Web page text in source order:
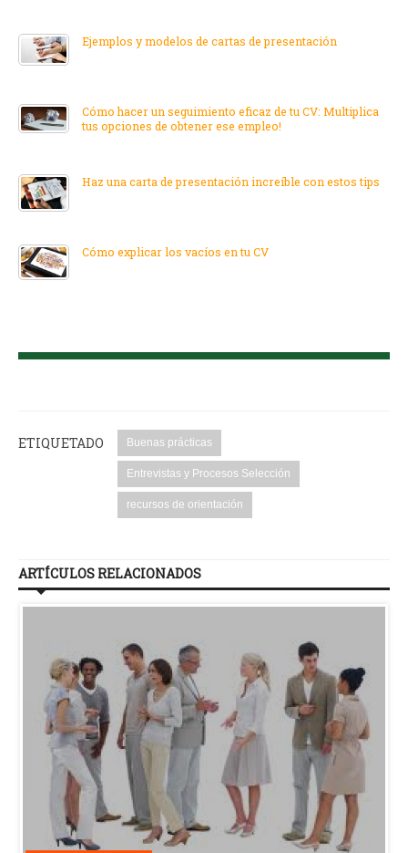
Ejemplos y modelos de cartas de presentación
Cómo hacer un seguimiento eficaz de tu CV: Multiplica
tus opciones de obtener ese empleo!
Haz una carta de presentación increíble con estos tips
Cómo explicar los vacíos en tu CV
ETIQUETADO Buenas prácticas
Entrevistas y Procesos Selección
recursos de orientación
ARTÍCULOS RELACIONADOS